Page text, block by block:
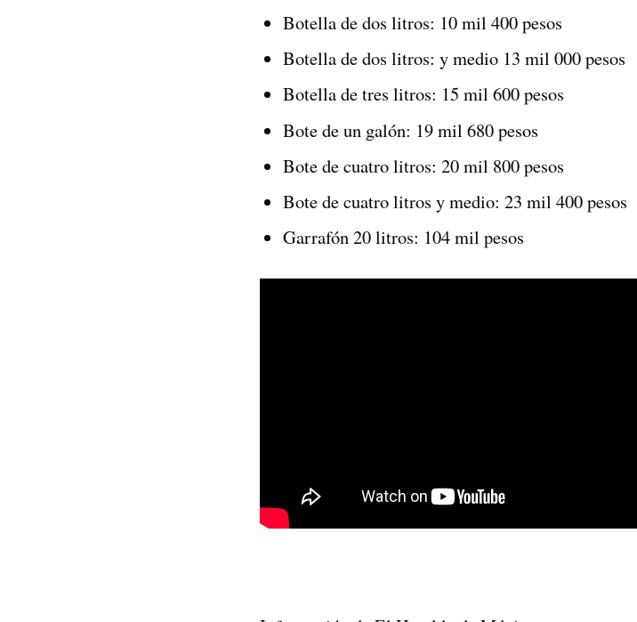
Botella de dos litros: 10 mil 400 pesos
Botella de dos litros: y medio 13 mil 000 pesos
Botella de tres litros: 15 mil 600 pesos
Bote de un galón: 19 mil 680 pesos
Bote de cuatro litros: 20 mil 800 pesos
Bote de cuatro litros y medio: 23 mil 400 pesos
Garrafón 20 litros: 104 mil pesos